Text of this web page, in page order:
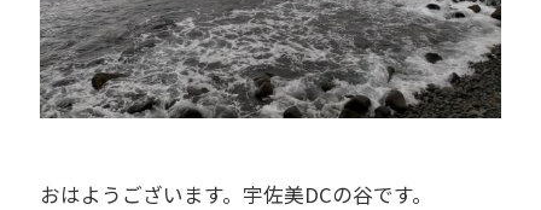
おはようございます。宇佐美DCの谷です。